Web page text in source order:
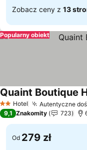
Zobacz ceny z 13
Popularny obiekt
2 Kategoria
Hotel Autentyczne
Quaint Boutique
9,1 Znakomity 723
Od 279 zł